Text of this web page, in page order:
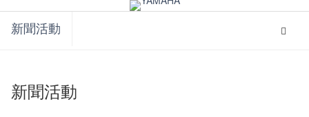
My
global
navigation
新聞活動
Toggle
新聞活動